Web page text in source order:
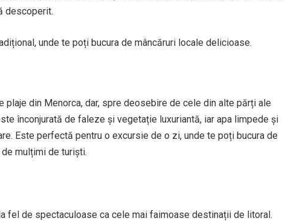
descoperit.
unde te poți bucura de mâncăruri locale delicioase.
plaje din Menorca, dar, spre deosebire de cele din alte părți ale
înconjurată de faleze și vegetație luxuriantă, iar apa limpede și
Este perfectă pentru o excursie de o zi, unde te poți bucura de
mulțimi de turiști.
fel de spectaculoase ca cele mai faimoase destinații de litoral.